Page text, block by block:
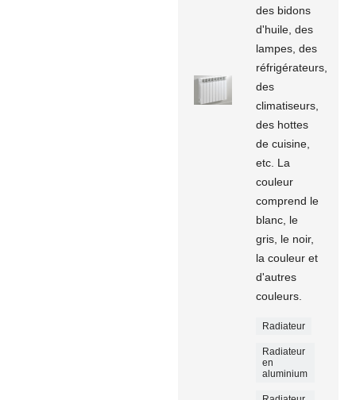
des bidons
d'huile, des
lampes, des
réfrigérateurs,
des
climatiseurs,
des hottes
de cuisine,
etc. La
couleur
comprend le
blanc, le
gris, le noir,
la couleur et
d'autres
couleurs.
Radiateur
Radiateur
en
aluminium